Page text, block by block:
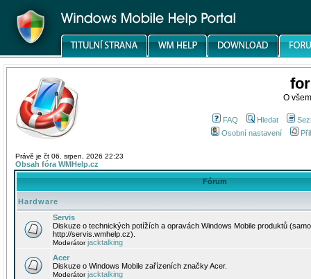
O
FAQ Hledat
Osobní nastavení
Právě je čt 06. srpen, 2026 22:23
Obsah fóra WMHelp.cz
Fórum
Hardware
Servis
Diskuze o technických potížích a opravách Windows Mobile produktů
http://servis.wmhelp.cz).
Moderátorjacktalking
Acer
Diskuze o Windows Mobile zařízeních značky Acer.
Moderátorjacktalking